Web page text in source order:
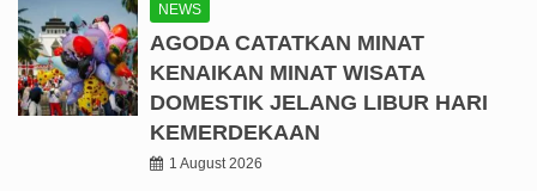
NEWS
AGODA CATATKAN MINAT
KENAIKAN MINAT WISATA
DOMESTIK JELANG LIBUR HARI
KEMERDEKAAN
1 August 2026